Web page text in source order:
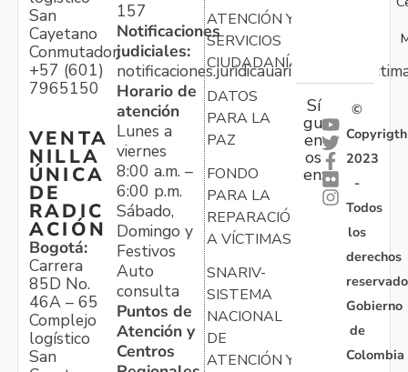
San
Cayetano
Conmutador:
+57 (601)
7965150
VENTA
NILLA
ÚNICA
DE
RADIC
ACIÓN
Bogotá:
Carrera
85D No.
46A – 65
Complejo
logístico
San
157
Notificaciones
judiciales:
Horario de
atención
Lunes a
viernes
8:00 a.m. –
6:00 p.m.
Sábado,
Domingo y
Festivos
Auto
consulta
Puntos de
Atención y
Centros
ATENCIÓN Y
SERVICIOS
CIUDADANÍA
DATOS
PARA LA
PAZ
FONDO
PARA LA
REPARACIÓN
A VÍCTIMAS
SNARIV-
SISTEMA
NACIONAL
DE
ATENCIÓN Y
Sí
gu
en
os
en:
©
Copyrigth
2023
-
Todos
los
derechos
Gobierno
de
Colombia